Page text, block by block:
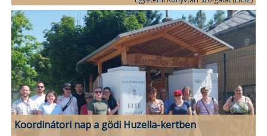
Koordinátori nap a gödi Huzella-kertben